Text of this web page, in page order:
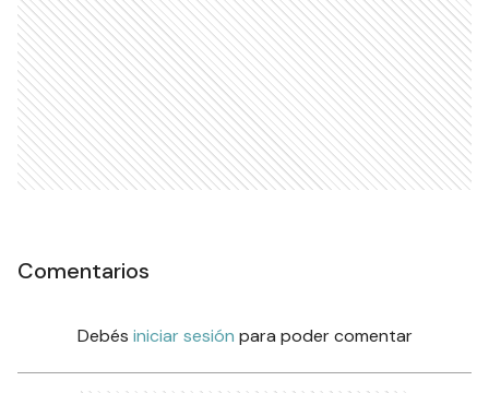
Comentarios
Debés iniciar sesión para poder comentar